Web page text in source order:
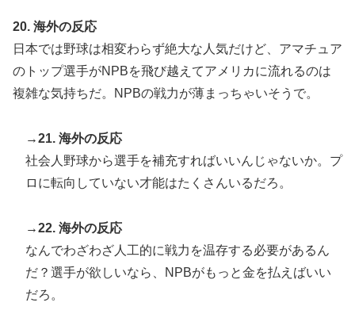
20. 海外の反応
日本では野球は相変わらず絶大な人気だけど、アマチュア
のトップ選手がNPBを飛び越えてアメリカに流れるのは
複雑な気持ちだ。NPBの戦力が薄まっちゃいそうで。
→21. 海外の反応
社会人野球から選手を補充すればいいんじゃないか。プ
ロに転向していない才能はたくさんいるだろ。
→22. 海外の反応
なんでわざわざ人工的に戦力を温存する必要があるん
だ？選手が欲しいなら、NPBがもっと金を払えばいい
だろ。